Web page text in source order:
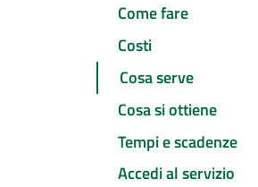
Come fare
Costi
Cosa serve
Cosa si ottiene
Tempi e scadenze
Accedi al servizio